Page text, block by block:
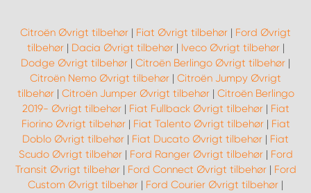
Citroën Øvrigt tilbehør | Fiat Øvrigt tilbehør | Ford Øvrigt
tilbehør| Dacia Øvrigt tilbehør| Iveco Øvrigt tilbehør|
Dodge Øvrigt tilbehør | Citroën Berlingo Øvrigt tilbehør |
Citroën Nemo Øvrigt tilbehør | Citroën Jumpy Øvrigt
tilbehør| Citroën Jumper Øvrigt tilbehør| Citroën Berlingo
2019- Øvrigt tilbehør| Fiat Fullback Øvrigt tilbehør| Fiat
Fiorino Øvrigt tilbehør| Fiat Talento Øvrigt tilbehør| Fiat
Doblo Øvrigt tilbehør | Fiat Ducato Øvrigt tilbehør | Fiat
Scudo Øvrigt tilbehør| Ford Ranger Øvrigt tilbehør| Ford
Transit Øvrigt tilbehør| Ford Connect Øvrigt tilbehør| Ford
Custom Øvrigt tilbehør | Ford Courier Øvrigt tilbehør |